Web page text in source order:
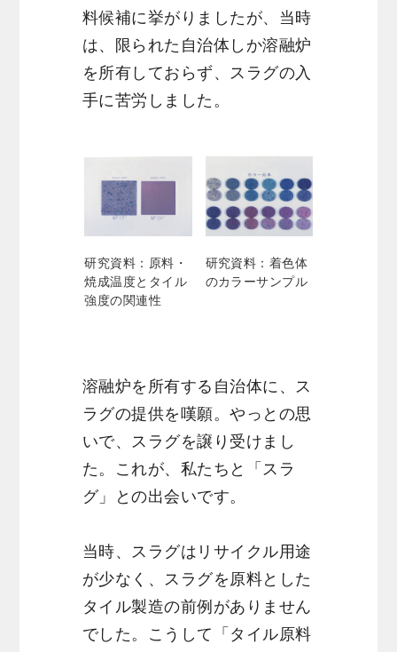
料候補に挙がりましたが、当時
は、限られた自治体しか溶融炉
を所有しておらず、スラグの入
手に苦労しました。
研究資料：原料・
焼成温度とタイル
強度の関連性
研究資料：着色体
のカラーサンプル
溶融炉を所有する自治体に、ス
ラグの提供を嘆願。やっとの思
いで、スラグを譲り受けまし
た。これが、私たちと「スラ
グ」との出会いです。
当時、スラグはリサイクル用途
が少なく、スラグを原料とした
タイル製造の前例がありません
でした。こうして「タイル原料